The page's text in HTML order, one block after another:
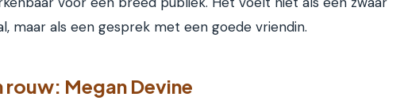
maar als een gesprek met een goede vriendin.
rouw: Megan Devine